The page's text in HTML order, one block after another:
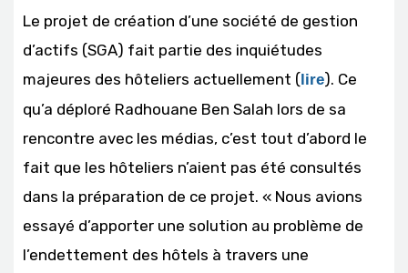
Le projet de création d’une société de gestion
d’actifs (SGA) fait partie des inquiétudes
majeures des hôteliers actuellement (lire). Ce
qu’a déploré Radhouane Ben Salah lors de sa
rencontre avec les médias, c’est tout d’abord le
fait que les hôteliers n’aient pas été consultés
dans la préparation de ce projet. « Nous avions
essayé d’apporter une solution au problème de
l’endettement des hôtels à travers une